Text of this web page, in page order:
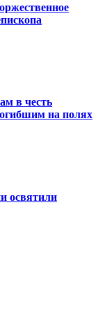
в честь
на полях
освятили